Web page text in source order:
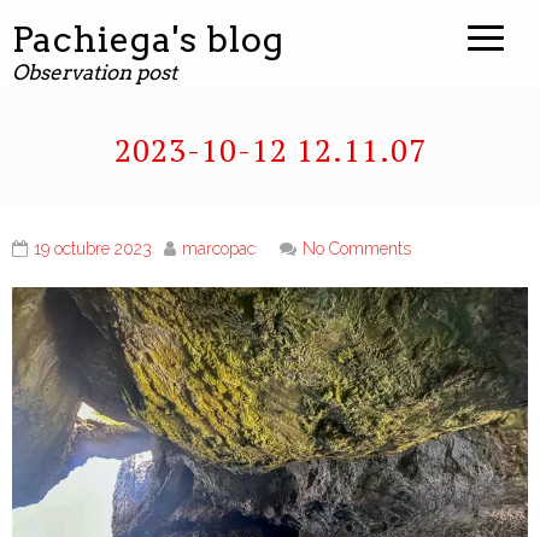
Pachiega's blog
Observation post
2023-10-12 12.11.07
19 octubre 2023 marcopac No Comments